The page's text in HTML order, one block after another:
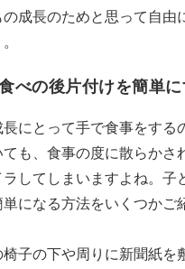
の成長のためと思って自由
べの後片付けを簡単
にとって手で食事をする
も、食事の度に散らかさ
ラしてしまいますよね。子
単になる方法をいくつかご
椅子の下や周りに新聞紙を